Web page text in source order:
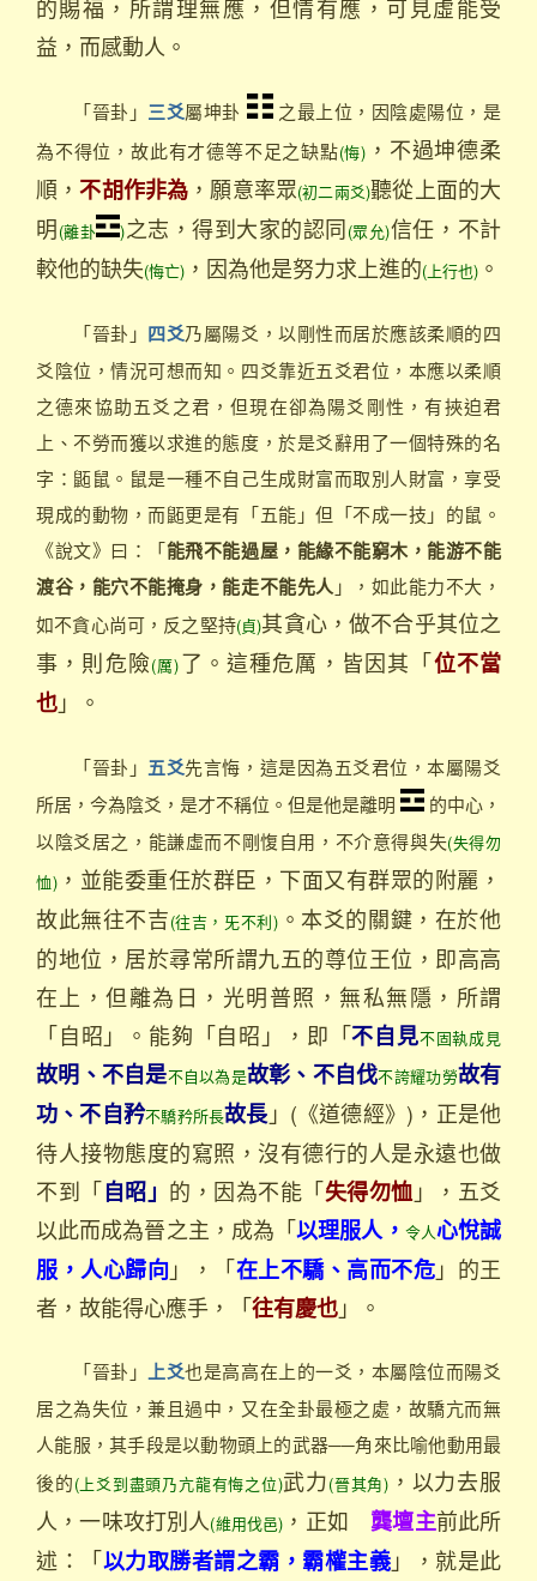
的賜福，所謂理無應，但情有應，可見虛能受
益，而感動人。
「晉卦」 三爻屬坤卦
之最上位，因陰處陽位，是
為不得位，故此有才德等不足之缺點(悔) ，不過坤德柔
順，不胡作非為 ，願意率眾(初二兩爻)聽從上面的大
明(離卦 )之志，得到大家的認同(眾允)信任，不計
較他的缺失(悔亡) ，因為他是努力求上進的(上行也) 。
「晉卦」 四爻乃屬陽爻，以剛性而居於應該柔順的四
爻陰位，情況可想而知。四爻靠近五爻君位，本應以柔順
之德來協助五爻之君，但現在卻為陽爻剛性，有挾迫君
上、不勞而獲以求進的態度，於是爻辭用了一個特殊的名
字：鼫鼠。鼠是一種不自己生成財富而取別人財富，享受
現成的動物，而鼫更是有「五能」但「不成一技」的鼠。
《說文》曰：「能飛不能過屋，能緣不能窮木，能游不能
渡谷，能穴不能掩身，能走不能先人 」，如此能力不大，
如不貪心尚可，反之堅持(貞)其貪心，做不合乎其位之
事，則危險(厲)了。這種危厲，皆因其「位不當
也」。
「晉卦」 五爻先言悔，這是因為五爻君位，本屬陽爻
所居，今為陰爻，是才不稱位。但是他是離明
的中心，
以陰爻居之，能謙虛而不剛愎自用，不介意得與失(失得勿
恤)，並能委重任於群臣，下面又有群眾的附麗，
故此無往不吉(往吉，旡不利)。本爻的關鍵，在於他
的地位，居於尋常所謂九五的尊位王位，即高高
在上，但離為日，光明普照，無私無隱，所謂
「自昭」。能夠「自昭」，即「不自見不固執成見
故明、不自是不自以為是故彰、不自伐不誇耀功勞故有
功、不自矜不驕矜所長故長 」(《道德經》)，正是他
待人接物態度的寫照，沒有德行的人是永遠也做
不到「自昭」 的，因為不能「失得勿恤 」，五爻
以此而成為晉之主，成為「以理服人， 令人心悅誠
服，人心歸向 」，「在上不驕、高而不危」的王
者，故能得心應手，「往有慶也」。
「晉卦」上爻也是高高在上的一爻，本屬陰位而陽爻
居之為失位，兼且過中，又在全卦最極之處，故驕亢而無
人能服，其手段是以動物頭上的武器──角來比喻他動用最
後的(上爻到盡頭乃亢龍有悔之位)武力(晉其角) ，以力去服
人，一味攻打別人(維用伐邑) ，正如 龔壇主前此所
述：「以力取勝者謂之霸，霸權主義」，就是此